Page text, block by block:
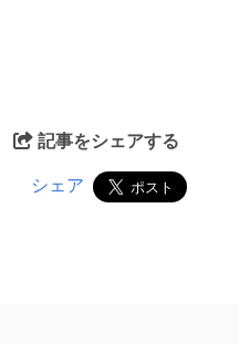
記事をシェアする
シェア